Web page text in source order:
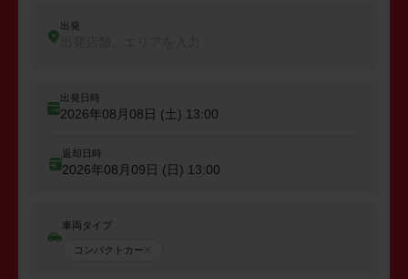
出発
出発日時
2026年08月08日 (土) 13:00
返却日時
2026年08月09日 (日) 13:00
車両タイプ
コンパクトカー